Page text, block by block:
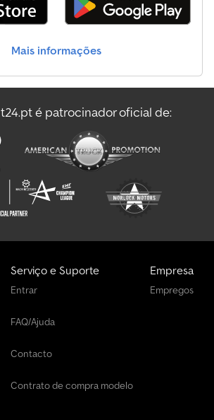
de bordo, Duas chaves, Roda
equipado com 3 barras de teto retráteis
em excelentes condições. -
válida até maio de 2027. Veículo único -
- Vendedores: Emanuele, Luca,
d'Erba (Prov. Como) Lombardia, horário
segunda a sexta-feira: 8h30 / 12h15 - 14h00
/ 12h00 - 14h00 / 17h00. - Quilometragem
de teste de condução mediante
de propriedade no local. -
personalizado. A Carlo Mauri Srl
por eventuais incongruências não
de transferência de propriedade. Cedpfx
Mais informações
é patrocinador oficial de:
Serviço e Suporte
Entrar
FAQ/Ajuda
Contacto
Contrato de compra modelo
Empresa
Empregos